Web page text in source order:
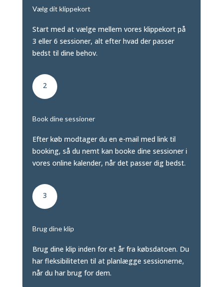
Vælg dit klippekort
Start med at vælge mellem vores klippekort på
3 eller 6 sessioner, alt efter hvad der passer
bedst til dine behov.
2
Book dine sessioner
Efter køb modtager du en e-mail med link til
booking, så du nemt kan booke dine sessioner i
vores online kalender, når det passer dig bedst.
3
Brug dine klip
Brug dine klip inden for et år fra købsdatoen. Du
har fleksibiliteten til at planlægge sessionerne,
når du har brug for dem.